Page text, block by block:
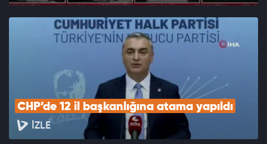
CHP’de 12 il başkanlığına atama yapıldı
İZLE